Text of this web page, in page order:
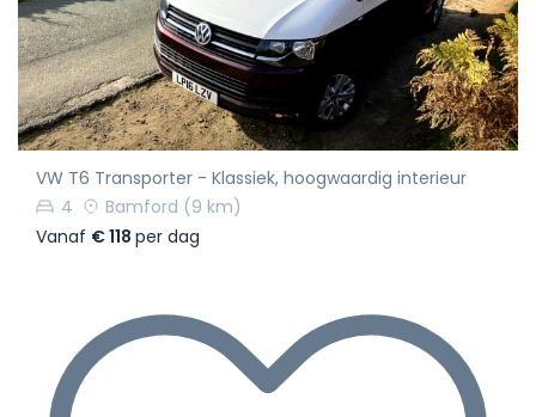
VW T6 Transporter - Klassiek, hoogwaardig interieur
4
Bamford (9 km)
Vanaf € 118 per dag